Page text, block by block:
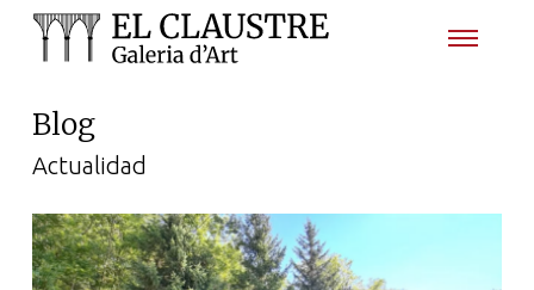
Blog
Actualidad